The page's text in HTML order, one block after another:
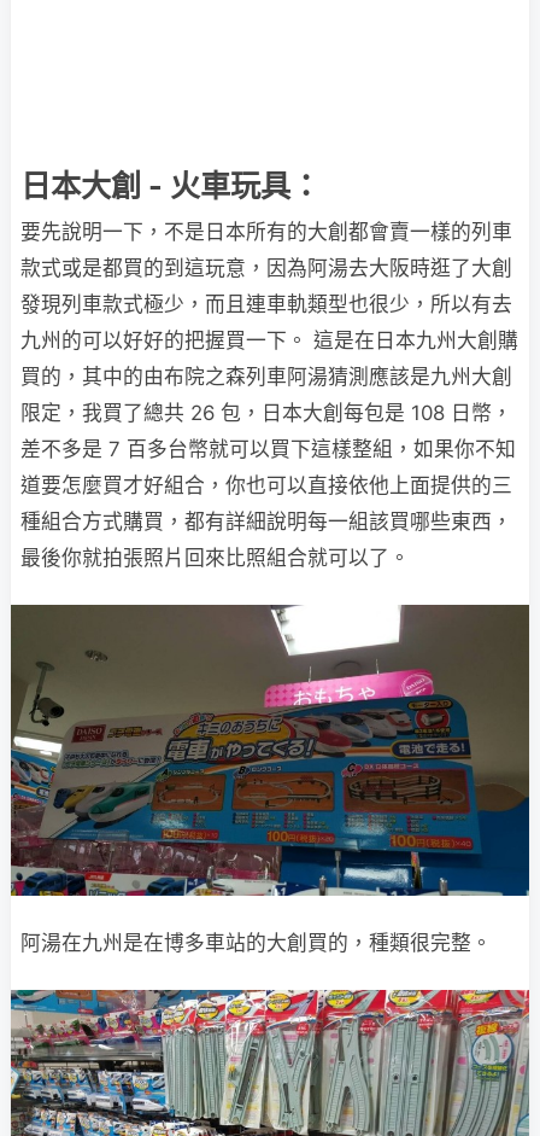
日本大創 - 火車玩具：
要先說明一下，不是日本所有的大創都會賣一樣的列車
款式或是都買的到這玩意，因為阿湯去大阪時逛了大創
發現列車款式極少，而且連車軌類型也很少，所以有去
九州的可以好好的把握買一下。 這是在日本九州大創購
買的，其中的由布院之森列車阿湯猜測應該是九州大創
限定，我買了總共 26 包，日本大創每包是 108 日幣，
差不多是 7 百多台幣就可以買下這樣整組，如果你不知
道要怎麼買才好組合，你也可以直接依他上面提供的三
種組合方式購買，都有詳細說明每一組該買哪些東西，
最後你就拍張照片回來比照組合就可以了。
阿湯在九州是在博多車站的大創買的，種類很完整。